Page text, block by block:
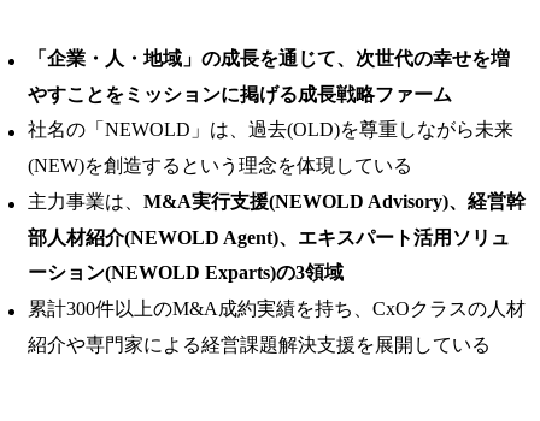
「企業・人・地域」の成長を通じて、次世代の幸せを増
やすことをミッションに掲げる成長戦略ファーム
社名の「NEWOLD」は、過去(OLD)を尊重しながら未来
(NEW)を創造するという理念を体現している
主力事業は、 M&A実行支援(NEWOLD Advisory)、経営幹
部人材紹介(NEWOLD Agent)、エキスパート活用ソリュ
ーション(NEWOLD Exparts)の3領域
累計300件以上のM&A成約実績を持ち、CxOクラスの人材
紹介や専門家による経営課題解決支援を展開している